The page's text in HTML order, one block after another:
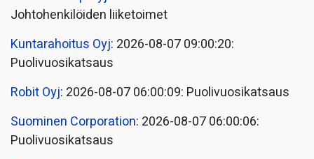
Johtohenkilöiden liiketoimet
Kuntarahoitus Oyj: 2026-08-07 09:00:20:
Puolivuosikatsaus
Robit Oyj: 2026-08-07 06:00:09: Puolivuosikatsaus
Suominen Corporation: 2026-08-07 06:00:06:
Puolivuosikatsaus